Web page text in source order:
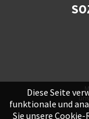
Diese Seite
funktionale und
Sie unsere